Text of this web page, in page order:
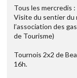
Tous les mercredis :
Visite du sentier du
l’association des
de Tourisme)
Tournois 2x2 de
16h.